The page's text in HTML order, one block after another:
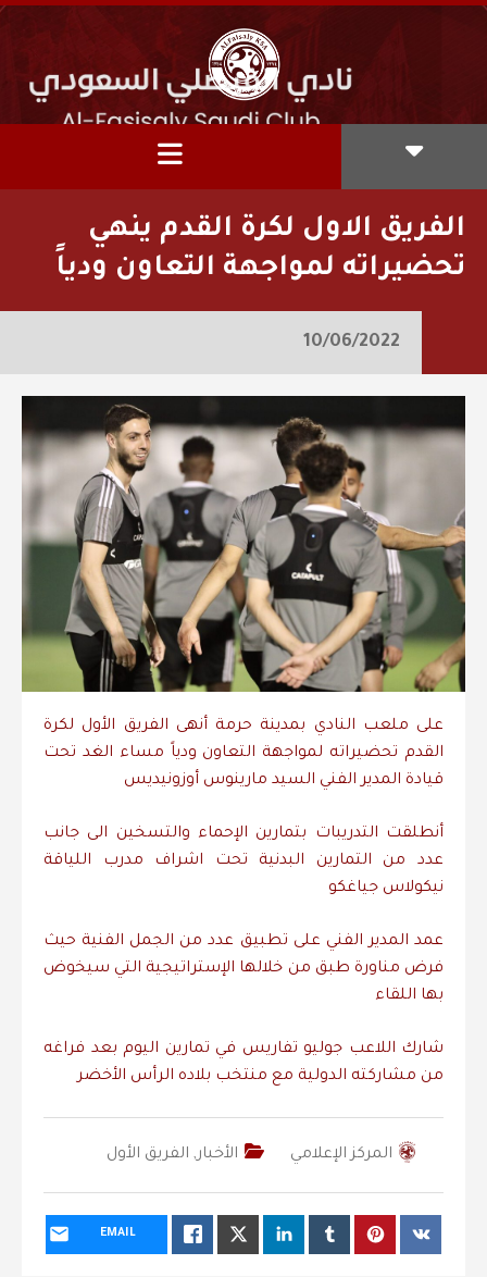
الفريق الاول لكرة القدم ينهي
تحضيراته لمواجهة التعاون ودياً
10/06/2022
على ملعب النادي بمدينة حرمة أنهى الفريق الأول لكرة
القدم تحضيراته لمواجهة التعاون ودياً مساء الغد تحت
قيادة المدير الفني السيد مارينوس أوزونيديس
أنطلقت التدريبات بتمارين الإحماء والتسخين الى جانب
عدد من التمارين البدنية تحت اشراف مدرب اللياقة
نيكولاس جياغكو
عمد المدير الفني على تطبيق عدد من الجمل الفنية حيث
فرض مناورة طبق من خلالها الإستراتيجية التي سيخوض
بها اللقاء
شارك اللاعب جوليو تفاريس في تمارين اليوم بعد فراغه
من مشاركته الدولية مع منتخب بلاده الرأس الأخضر
المركز الإعلامي الأخبار, الفريق الأول
EMAIL